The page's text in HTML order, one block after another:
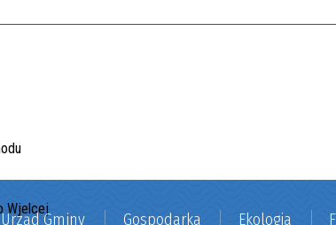
Urząd Gminy Gospodarka Ekologia